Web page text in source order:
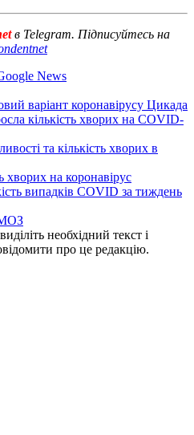
в Telegram. Підписуйтесь на
News
варіант коронавірусу Цикада
кількість хворих на COVID-
та кількість хворих в
хворих на коронавірус
випадків COVID за тиждень
необхідний текст і
про це редакцію.